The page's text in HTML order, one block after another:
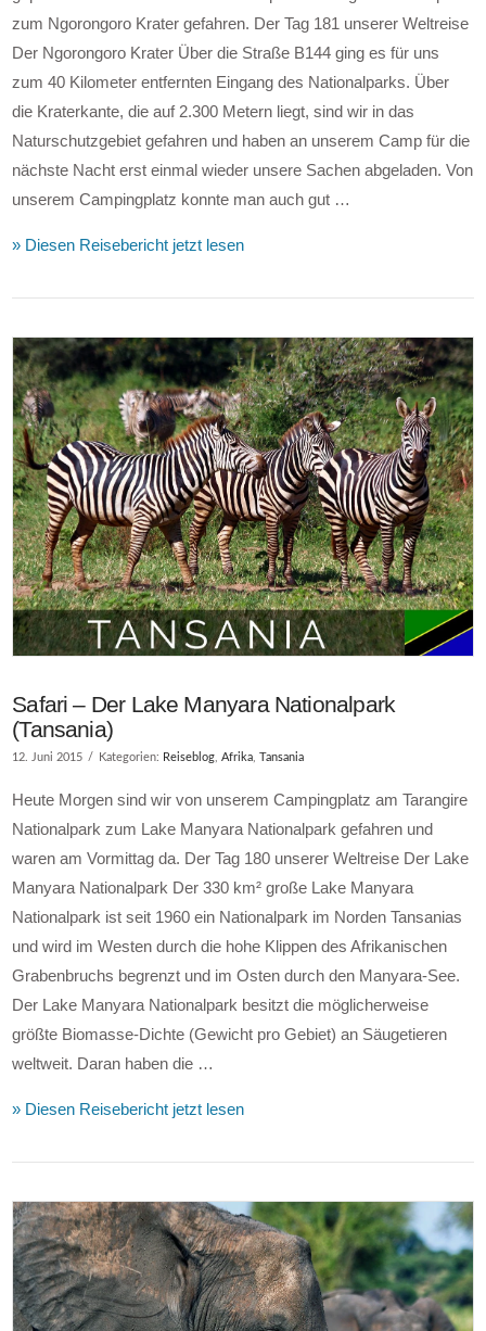
VIEW POST
zum Ngorongoro Krater gefahren. Der Tag 181 unserer Weltreise
Der Ngorongoro Krater Über die Straße B144 ging es für uns
zum 40 Kilometer entfernten Eingang des Nationalparks. Über
die Kraterkante, die auf 2.300 Metern liegt, sind wir in das
Naturschutzgebiet gefahren und haben an unserem Camp für die
nächste Nacht erst einmal wieder unsere Sachen abgeladen. Von
unserem Campingplatz konnte man auch gut …
» Diesen Reisebericht jetzt lesen
Safari – Der Lake Manyara Nationalpark
(Tansania)
12. Juni 2015 Kategorien: Reiseblog ,Afrika ,Tansania
Heute Morgen sind wir von unserem Campingplatz am Tarangire
Nationalpark zum Lake Manyara Nationalpark gefahren und
waren am Vormittag da. Der Tag 180 unserer Weltreise Der Lake
Manyara Nationalpark Der 330 km² große Lake Manyara
Nationalpark ist seit 1960 ein Nationalpark im Norden Tansanias
und wird im Westen durch die hohe Klippen des Afrikanischen
Grabenbruchs begrenzt und im Osten durch den Manyara-See.
Der Lake Manyara Nationalpark besitzt die möglicherweise
größte Biomasse-Dichte (Gewicht pro Gebiet) an Säugetieren
weltweit. Daran haben die …
» Diesen Reisebericht jetzt lesen